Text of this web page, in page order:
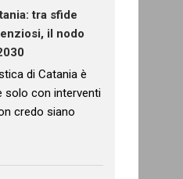
tra sfide
il nodo
di Catania è
solo con interventi
credo siano